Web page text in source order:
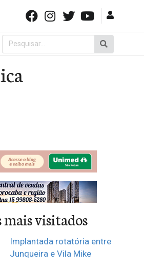
Pesquisar
por:
mais visitados
Implantada rotatória entre
Junqueira e Vila Mike